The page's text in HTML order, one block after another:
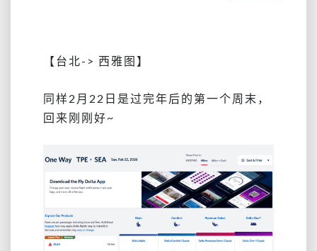
【台北-> 西雅图】
同样2月22日是过完年后的第一个周末，
回来刚刚好~